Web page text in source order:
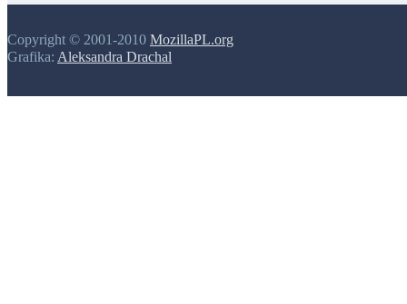
Copyright © 2001-2010 MozillaPL.org
Grafika: Aleksandra Drachal